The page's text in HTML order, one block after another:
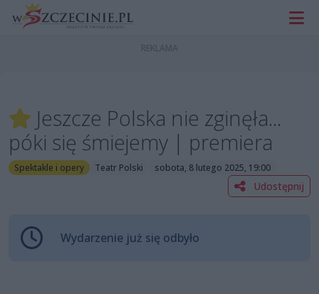
Jeszcze Polska nie zginęła...
póki się śmiejemy | premiera
Spektakle i opery Teatr Polski sobota, 8 lutego 2025, 19:00
Udostępnij
Wydarzenie już się odbyło